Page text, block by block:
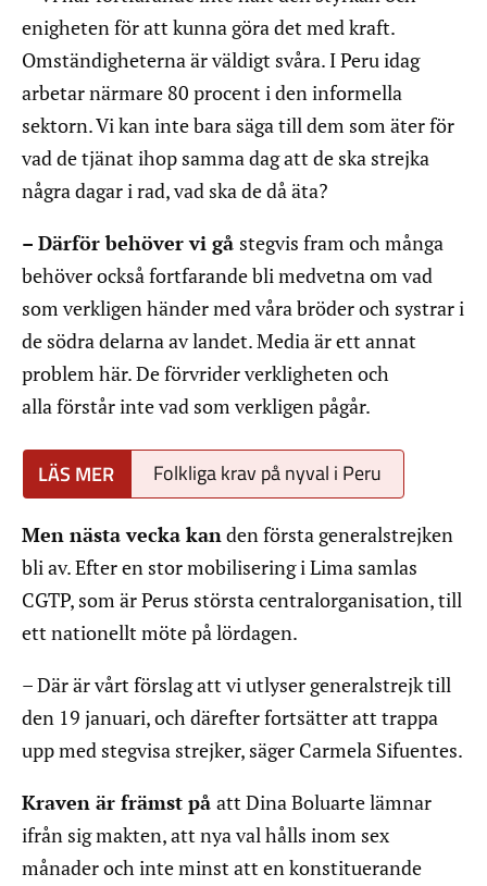
enigheten för att kunna göra det med kraft.
Omständigheterna är väldigt svåra. I Peru idag
arbetar närmare 80 procent i den informella
sektorn. Vi kan inte bara säga till dem som äter för
vad de tjänat ihop samma dag att de ska strejka
några dagar i rad, vad ska de då äta?
– Därför behöver vi gå stegvis fram och många
behöver också fortfarande bli medvetna om vad
som verkligen händer med våra bröder och systrar i
de södra delarna av landet. Media är ett annat
problem här. De förvrider verkligheten och
alla förstår inte vad som verkligen pågår.
Folkliga krav på nyval i Peru
Men nästa vecka kanden första generalstrejken
bli av. Efter en stor mobilisering i Lima samlas
CGTP, som är Perus största centralorganisation, till
ett nationellt möte på lördagen.
– Där är vårt förslag att vi utlyser generalstrejk till
den 19 januari, och därefter fortsätter att trappa
upp med stegvisa strejker, säger Carmela Sifuentes.
Kraven är främst på att Dina Boluarte lämnar
ifrån sig makten, att nya val hålls inom sex
månader och inte minst att en konstituerande